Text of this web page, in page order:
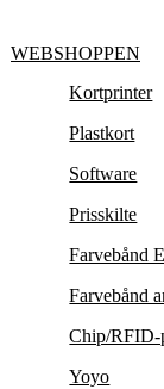
WEBSHOPPEN
Kortprinter
Plastkort
Software
Prisskilte
Farvebånd
Farvebånd
Chip/RFID-
Yoyo